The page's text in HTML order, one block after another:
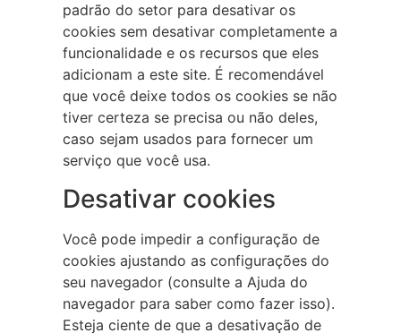
padrão do setor para desativar os
cookies sem desativar completamente a
funcionalidade e os recursos que eles
adicionam a este site. É recomendável
que você deixe todos os cookies se não
tiver certeza se precisa ou não deles,
caso sejam usados para fornecer um
serviço que você usa.
Desativar cookies
Você pode impedir a configuração de
cookies ajustando as configurações do
seu navegador (consulte a Ajuda do
navegador para saber como fazer isso).
Esteja ciente de que a desativação de